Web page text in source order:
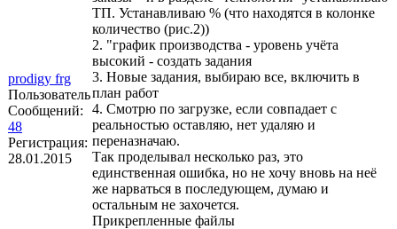
prodigy frg
Пользователь
Сообщений:
48
Регистрация:
28.01.2015
ТП. Устанавливаю % (что находятся в колонке
количество (рис.2))
2. "график производства - уровень учёта
высокий - создать задания
3. Новые задания, выбираю все, включить в
план работ
4. Смотрю по загрузке, если совпадает с
реальностью оставляю, нет удаляю и
переназначаю.
Так проделывал несколько раз, это
единственная ошибка, но не хочу вновь на неё
же нарваться в последующем, думаю и
остальным не захочется.
Прикрепленные файлы